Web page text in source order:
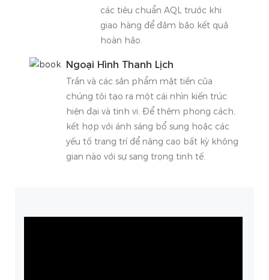
các tiêu chuẩn AQL trước khi
giao hàng để đảm bảo kết quả
hoàn hảo.
Ngoại Hình Thanh Lịch
Trần và các sản phẩm mặt tiền của
chúng tôi tạo ra một cái nhìn kiến ​​trúc
hiện đại và tinh vi. Để thêm phong cách,
kết hợp với ánh sáng bổ sung hoặc các
yếu tố trang trí để nâng cao bất kỳ không
gian nào với sự sang trọng tinh tế.